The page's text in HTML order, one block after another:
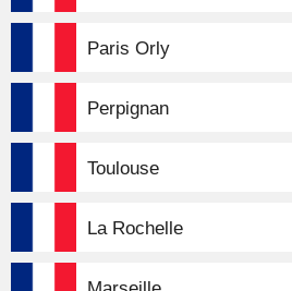
Paris Orly
Perpignan
Toulouse
La Rochelle